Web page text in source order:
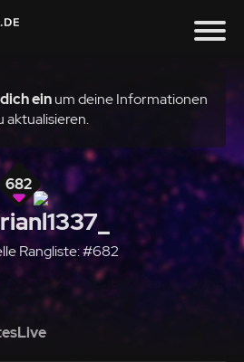
ein um deine Informationen
aktualisieren.
682
Rangliste: #682
Live